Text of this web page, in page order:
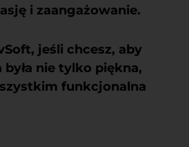
i zaangażowanie.
jeśli chcesz, aby
nie tylko piękna,
funkcjonalna